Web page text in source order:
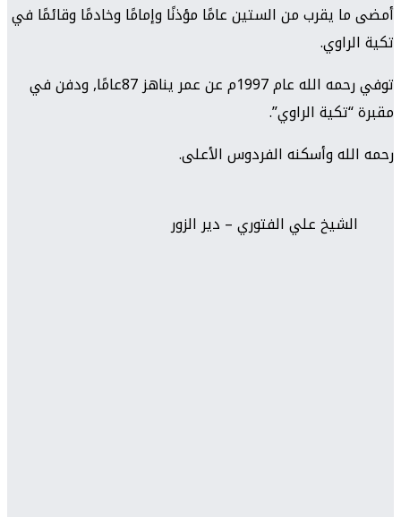
أمضى ما يقرب من الستين عامًا مؤذنًا وإمامًا وخادمًا وقائمًا في
تكية الراوي.
توفي رحمه الله عام 1997م عن عمر يناهز 87عامًا, ودفن في
مقبرة “تكية الراوي”.
رحمه الله وأسكنه الفردوس الأعلى.
الشيخ علي الفتوري – دير الزور